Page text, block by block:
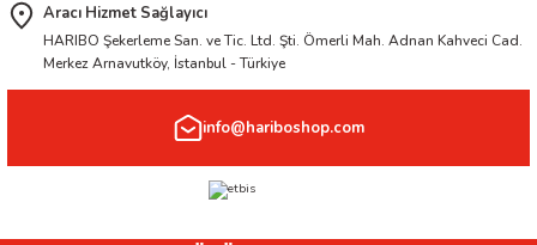
Aracı Hizmet Sağlayıcı
HARIBO Şekerleme San. ve Tic. Ltd. Şti. Ömerli Mah. Adnan Kahveci Cad.
Merkez Arnavutköy, İstanbul - Türkiye
info@hariboshop.com